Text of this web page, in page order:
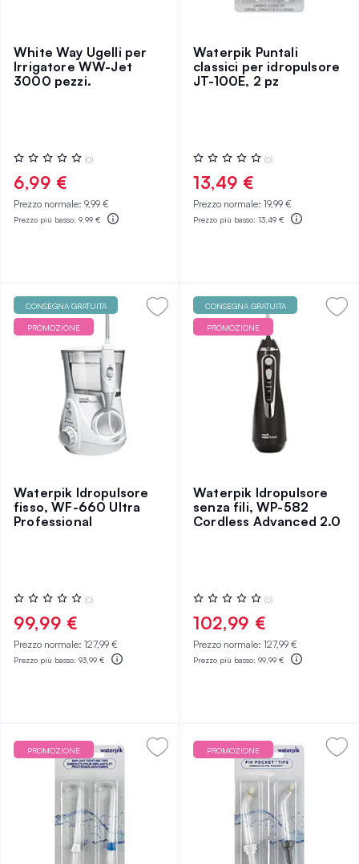
White Way Ugelli per
Irrigatore WW-Jet
3000 pezzi.
Valutazione:
0%
(0)
6,99 €
Prezzo normale: 9,99 €
Prezzo più basso: 9,99 €
Waterpik Puntali
classici per idropulsore
JT-100E, 2 pz
Valutazione:
0%
(0)
13,49 €
Prezzo normale: 19,99 €
Prezzo più basso: 13,49 €
CONSEGNA GRATUITA
PROMOZIONE
Waterpik Idropulsore
fisso, WF-660 Ultra
Professional
Valutazione:
0%
(0)
99,99 €
Prezzo normale: 127,99 €
Prezzo più basso: 93,99 €
CONSEGNA GRATUITA
PROMOZIONE
Waterpik Idropulsore
senza fili, WP-582
Cordless Advanced 2.0
Valutazione:
0%
(0)
102,99 €
Prezzo normale: 127,99 €
Prezzo più basso: 99,99 €
PROMOZIONE PROMOZIONE